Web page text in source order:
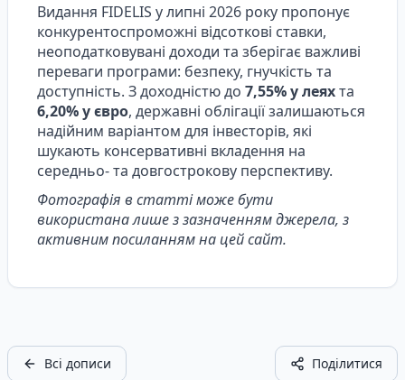
Видання FIDELIS у липні 2026 року пропонує
конкурентоспроможні відсоткові ставки,
неоподатковувані доходи та зберігає важливі
переваги програми: безпеку, гнучкість та
доступність. З доходністю до 7,55% у леяхта
6,20% у євро, державні облігації залишаються
надійним варіантом для інвесторів, які
шукають консервативні вкладення на
середньо- та довгострокову перспективу.
Фотографія в статті може бути
використана лише з зазначенням джерела, з
активним посиланням на цей сайт.
Всі дописи Поділитися